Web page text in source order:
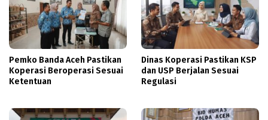
Pemko Banda Aceh Pastikan
Koperasi Beroperasi Sesuai
Ketentuan
Dinas Koperasi Pastikan KSP
dan USP Berjalan Sesuai
Regulasi